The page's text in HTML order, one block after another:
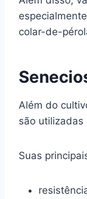
colar-de-
Além do
são utilizadas
Suas